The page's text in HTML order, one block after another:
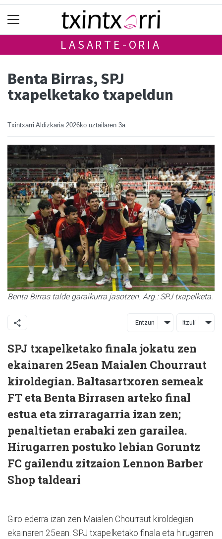
LASARTE-ORIA
Benta Birras, SPJ
txapelketako txapeldun
Txintxarri Aldizkaria 2026ko uztailaren 3a
Benta Birras talde garaikurra jasotzen. Arg.: SPJ txapelketa.
Entzun Itzuli
SPJ txapelketako finala jokatu zen
ekainaren 25ean Maialen Chourraut
kiroldegian. Baltasartxoren semeak
FT eta Benta Birrasen arteko final
estua eta zirraragarria izan zen;
penaltietan erabaki zen garailea.
Hirugarren postuko lehian Goruntz
FC gailendu zitzaion Lennon Barber
Shop taldeari
Giro ederra izan zen Maialen Chourraut kiroldegian
ekainaren 25ean. SPJ txapelketako finala eta hirugarren